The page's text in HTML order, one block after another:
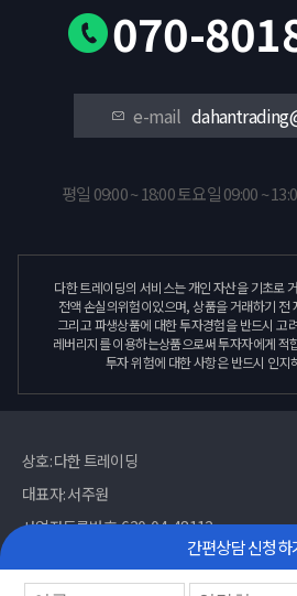
간편상담 신청하
상호: 다한 트레이딩
대표자: 서주원
사업자등록번호: 620-04-48112
주소: 412-724 서울시 영등포구 의사당대로 82
070-
e-mail
평일 09:00 ~ 18:00 토요일 09:00 ~
투자 위험에 대한 사항은 반드시 인지